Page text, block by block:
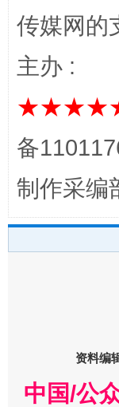
东山县通报“
千年
传媒网的
主办 :
备
制作采编
资料编
中国/公